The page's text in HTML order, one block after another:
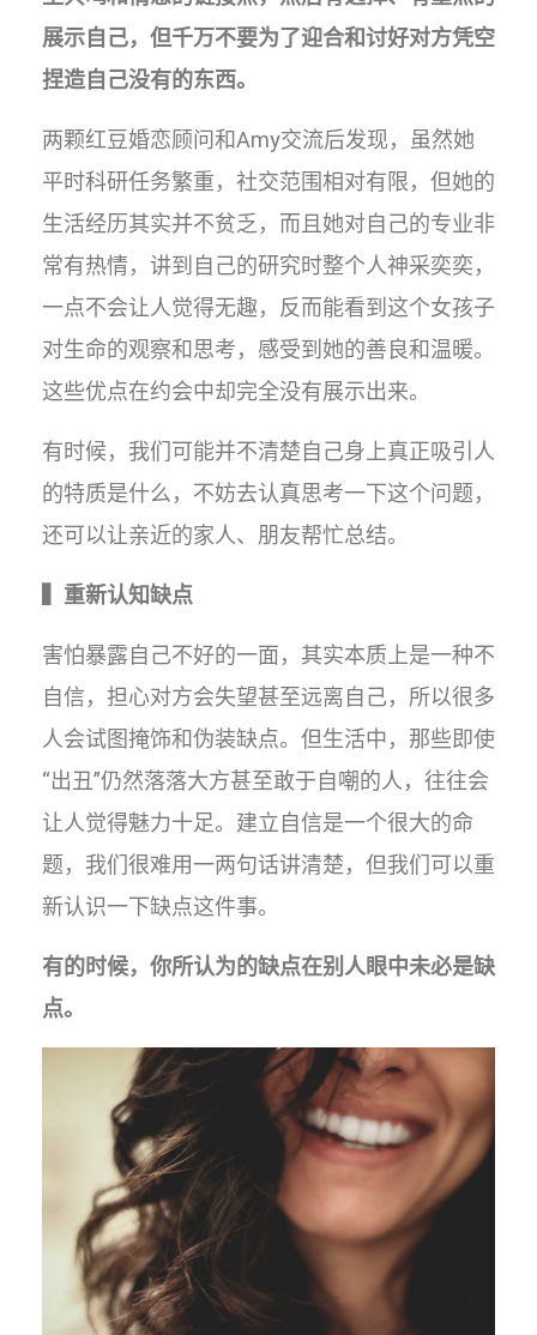
展示自己，但千万不要为了迎合和讨好对方凭空
捏造自己没有的东西。
两颗红豆婚恋顾问和Amy交流后发现，虽然她
平时科研任务繁重，社交范围相对有限，但她的
生活经历其实并不贫乏，而且她对自己的专业非
常有热情，讲到自己的研究时整个人神采奕奕，
一点不会让人觉得无趣，反而能看到这个女孩子
对生命的观察和思考，感受到她的善良和温暖。
这些优点在约会中却完全没有展示出来。
有时候，我们可能并不清楚自己身上真正吸引人
的特质是什么，不妨去认真思考一下这个问题，
还可以让亲近的家人、朋友帮忙总结。
▍重新认知缺点
害怕暴露自己不好的一面，其实本质上是一种不
自信，担心对方会失望甚至远离自己，所以很多
人会试图掩饰和伪装缺点。但生活中，那些即使
“出丑”仍然落落大方甚至敢于自嘲的人，往往会
让人觉得魅力十足。建立自信是一个很大的命
题，我们很难用一两句话讲清楚，但我们可以重
新认识一下缺点这件事。
有的时候，你所认为的缺点在别人眼中未必是缺
点。